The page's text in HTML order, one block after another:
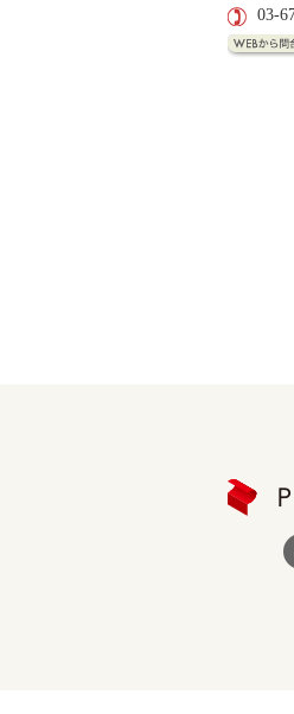
03-